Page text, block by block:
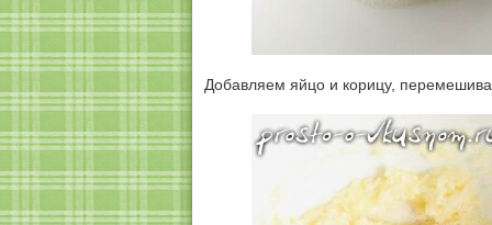
Добавляем яйцо и корицу,